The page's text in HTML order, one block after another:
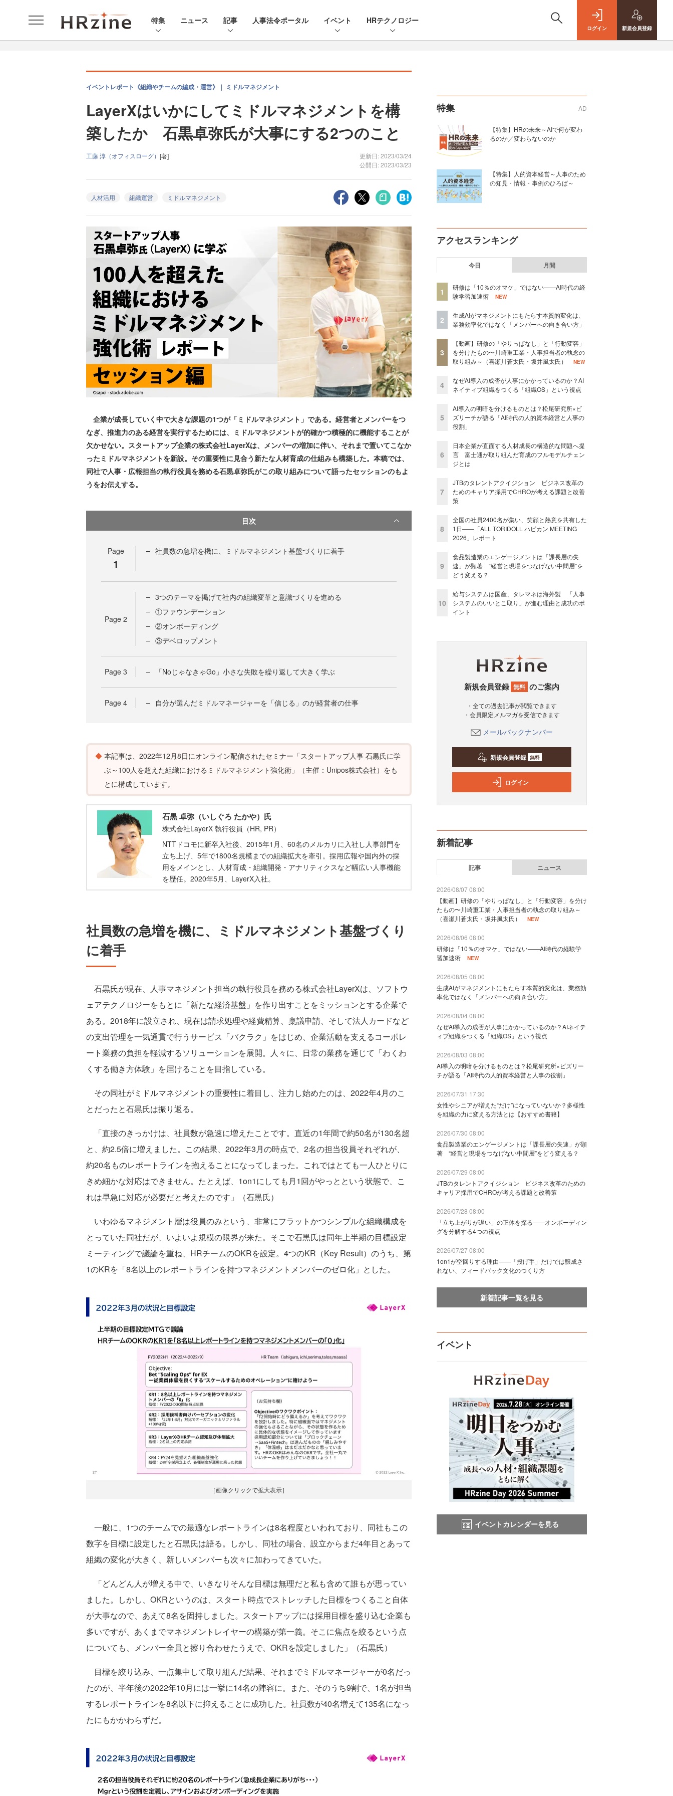
特集 ニュース 記事 人事法令ポータル イベント HRテクノロジー
ログイン 新規会員登録
イベントレポート《組織やチームの編成・運営》｜ ミドルマネジメント
LayerXはいかにしてミドルマネジメントを構
築したか 石黒卓弥氏が大事にする2つのこと
工藤 淳（オフィスローグ） [著]
更新日: 2023/03/24
公開日: 2023/03/23
人材活用 組織運営 ミドルマネジメント
企業が成長していく中で大きな課題の1つが「ミドルマネジメント」である。経営者とメンバーをつ
なぎ、推進力のある経営を実行するためには、ミドルマネジメントが的確かつ積極的に機能することが
欠かせない。スタートアップ企業の株式会社LayerXは、メンバーの増加に伴い、それまで置いてこなか
ったミドルマネジメントを新設。その重要性に見合う新たな人材育成の仕組みも構築した。本稿では、
同社で人事・広報担当の執行役員を務める石黒卓弥氏がこの取り組みについて語ったセッションのもよ
うをお伝えする。
目次
Page
1
社員数の急増を機に、ミドルマネジメント基盤づくりに着手
Page 2
3つのテーマを掲げて社内の組織変革と意識づくりを進める
①ファウンデーション
②オンボーディング
③デベロップメント
Page 3 「NoじゃなきゃGo」小さな失敗を繰り返して大きく学ぶ
Page 4 自分が選んだミドルマネージャーを「信じる」のが経営者の仕事
本記事は、2022年12月8日にオンライン配信されたセミナー「スタートアップ人事 石黒氏に学
ぶ～100人を超えた組織におけるミドルマネジメント強化術」（主催：Unipos株式会社）をも
とに構成しています。
石黒 卓弥（いしぐろ たかや）氏
株式会社LayerX 執行役員（HR, PR）
NTTドコモに新卒入社後、2015年1月、60名のメルカリに入社し人事部門を
立ち上げ、5年で1800名規模までの組織拡大を牽引。採用広報や国内外の採
用をメインとし、人材育成・組織開発・アナリティクスなど幅広い人事機能
を歴任。2020年5月、LayerX入社。
社員数の急増を機に、ミドルマネジメント基盤づくり
に着手
石黒氏が現在、人事マネジメント担当の執行役員を務める株式会社LayerXは、ソフトウ
ェアテクノロジーをもとに「新たな経済基盤」を作り出すことをミッションとする企業で
ある。2018年に設立され、現在は請求処理や経費精算、稟議申請、そして法人カードなど
の支出管理を一気通貫で行うサービス「バクラク」をはじめ、企業活動を支えるコーポレ
ート業務の負担を軽減するソリューションを展開。人々に、日常の業務を通じて「わくわ
くする働き方体験」を届けることを目指している。
その同社がミドルマネジメントの重要性に着目し、注力し始めたのは、2022年4月のこ
とだったと石黒氏は振り返る。
「直接のきっかけは、社員数が急速に増えたことです。直近の1年間で約50名が130名超
と、約2.5倍に増えました。この結果、2022年3月の時点で、2名の担当役員それぞれが、
約20名ものレポートラインを抱えることになってしまった。これではとても一人ひとりに
きめ細かな対応はできません。たとえば、1on1にしても月1回がやっとという状態で、こ
れは早急に対応が必要だと考えたのです」（石黒氏）
いわゆるマネジメント層は役員のみという、非常にフラットかつシンプルな組織構成を
とっていた同社だが、いよいよ規模の限界が来た。そこで石黒氏は同年上半期の目標設定
ミーティングで議論を重ね、HRチームのOKRを設定。4つのKR（Key Result）のうち、第
1のKRを「8名以上のレポートラインを持つマネジメントメンバーのゼロ化」とした。
［画像クリックで拡大表示］
一般に、1つのチームでの最適なレポートラインは8名程度といわれており、同社もこの
数字を目標に設定したと石黒氏は語る。しかし、同社の場合、設立からまだ4年目とあって
組織の変化が大きく、新しいメンバーも次々に加わってきていた。
「どんどん人が増える中で、いきなりそんな目標は無理だと私も含めて誰もが思ってい
ました。しかし、OKRというのは、スタート時点でストレッチした目標をつくること自体
が大事なので、あえて8名を固持しました。スタートアップには採用目標を盛り込む企業も
多いですが、あくまでマネジメントレイヤーの構築が第一義。そこに焦点を絞るという点
についても、メンバー全員と擦り合わせたうえで、OKRを設定しました」（石黒氏）
目標を絞り込み、一点集中して取り組んだ結果、それまでミドルマネージャーが0名だっ
たのが、半年後の2022年10月には一挙に14名の陣容に。また、そのうち9割で、1名が担当
するレポートラインを8名以下に抑えることに成功した。社員数が40名増えて135名になっ
たにもかかわらずだ。
特集 AD
【特集】HRの未来～AIで何が変わ
るのか／変わらないのか
【特集】人的資本経営～人事のため
の知見・情報・事例のひろば～
アクセスランキング
今日 月間
1
研修は「10％のオマケ」ではない——AI時代の経
験学習加速術
NEW
2
生成AIがマネジメントにもたらす本質的変化は、
業務効率化ではなく「メンバーへの向き合い方」
3
【動画】研修の「やりっぱなし」と「行動変容」
を分けたもの〜川崎重工業・人事担当者の執念の
取り組み～（喜瀬川蒼太氏・坂井風太氏）
NEW
4
なぜAI導入の成否が人事にかかっているのか？AI
ネイティブ組織をつくる「組織OS」という視点
5
AI導入の明暗を分けるものとは？松尾研究所×ビ
ズリーチが語る「AI時代の人的資本経営と人事の
役割」
6
日本企業が直面する人材成長の構造的な問題へ提
言 富士通が取り組んだ育成のフルモデルチェン
ジとは
7
JTBのタレントアクイジション ビジネス改革の
ためのキャリア採用でCHROが考える課題と改善
策
8
全国の社員2400名が集い、笑顔と熱意を共有した
1日――「ALL TORIDOLL ハピカン MEETING
2026」レポート
9
食品製造業のエンゲージメントは「課長層の失
速」が顕著 “経営と現場をつなげない中間層”を
どう変える？
10
給与システムは国産、タレマネは海外製 「人事
システムのいいとこ取り」が進む理由と成功のポ
イント
新規会員登録 無料 のご案内
・全ての過去記事が閲覧できます
・会員限定メルマガを受信できます
メールバックナンバー
新規会員登録 無料
ログイン
新着記事
記事 ニュース
2026/08/07 08:00
【動画】研修の「やりっぱなし」と「行動変容」を分け
たもの〜川崎重工業・人事担当者の執念の取り組み～
（喜瀬川蒼太氏・坂井風太氏）
NEW
2026/08/06 08:00
研修は「10％のオマケ」ではない——AI時代の経験学
習加速術
NEW
2026/08/05 08:00
生成AIがマネジメントにもたらす本質的変化は、業務効
率化ではなく「メンバーへの向き合い方」
2026/08/04 08:00
なぜAI導入の成否が人事にかかっているのか？AIネイテ
ィブ組織をつくる「組織OS」という視点
2026/08/03 08:00
AI導入の明暗を分けるものとは？松尾研究所×ビズリー
チが語る「AI時代の人的資本経営と人事の役割」
2026/07/31 17:30
女性やシニアが増えた“だけ”になっていないか？多様性
を組織の力に変える方法とは【おすすめ書籍】
2026/07/30 08:00
食品製造業のエンゲージメントは「課長層の失速」が顕
著 “経営と現場をつなげない中間層”をどう変える？
2026/07/29 08:00
JTBのタレントアクイジション ビジネス改革のための
キャリア採用でCHROが考える課題と改善策
2026/07/28 08:00
「立ち上がりが遅い」の正体を探る——オンボーディン
グを分解する4つの視点
2026/07/27 08:00
1on1が空回りする理由——「投げ手」だけでは醸成さ
れない、フィードバック文化のつくり方
新着記事一覧を見る
イベント
イベントカレンダーを見る